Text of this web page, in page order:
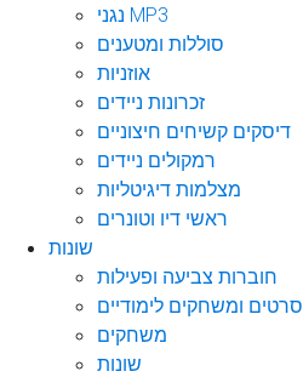
נגני MP3
סוללות ומטענים
אוזניות
זכרונות ניידים
דיסקים קשיחים חיצוניים
רמקולים ניידים
מצלמות דיגיטליות
ראשי דיו וטונרים
שונות
חוברות צביעה ופעילות
סרטים ומשחקים לימודיים
משחקים
שונות